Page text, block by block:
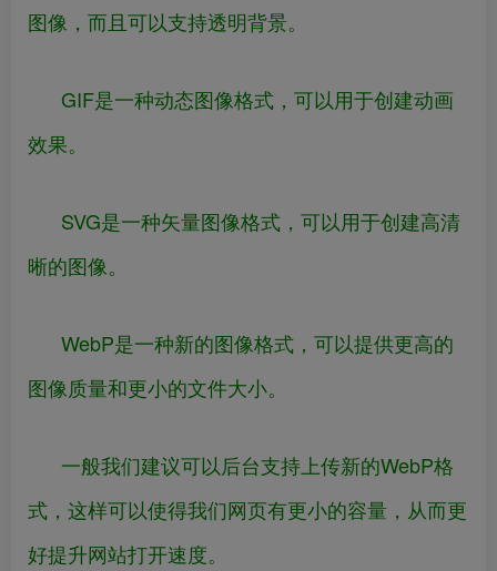
图像，而且可以支持透明背景。
GIF是一种动态图像格式，可以用于创建动画
效果。
SVG是一种矢量图像格式，可以用于创建高清
晰的图像。
WebP是一种新的图像格式，可以提供更高的
图像质量和更小的文件大小。
一般我们建议可以后台支持上传新的WebP格
式，这样可以使得我们网页有更小的容量，从而更
好提升网站打开速度。